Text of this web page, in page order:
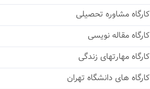
کارگاه مشاوره تحصیلی
کارگاه مقاله نویسی
کارگاه مهارتهای زندگی
کارگاه های دانشگاه تهران